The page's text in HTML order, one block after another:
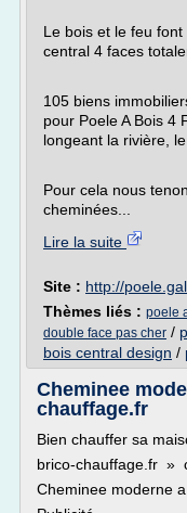
Le bois et le feu
central 4 faces
105 biens
pour Poele A Bois 4
longeant la rivière,
Pour cela nous
cheminées...
Lire la suite
Site : http://
Thèmes liés : poele
double face pas cher /
bois central design /
Cheminee
chauffage.fr
Bien chauffer sa
brico-chauffage.fr »
Cheminee moderne